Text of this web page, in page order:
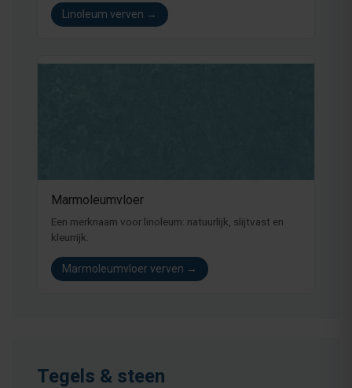
Linoleum verven →
Marmoleumvloer
Een merknaam voor linoleum: natuurlijk, slijtvast en
kleurrijk.
Marmoleumvloer verven →
Tegels & steen